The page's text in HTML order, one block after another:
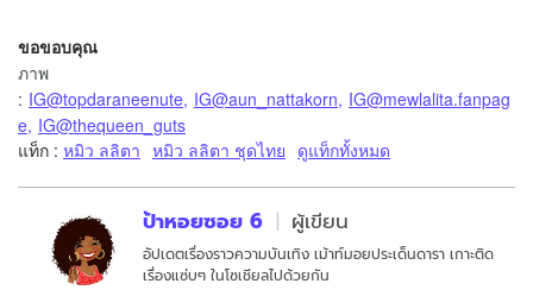
ขอขอบคุณ
ภาพ
: IG@topdaraneenute, IG@aun_nattakorn, IG@mewlalita.fanpag
e, IG@thequeen_guts
แท็ก : หมิว ลลิตา หมิว ลลิตา ชุดไทย ดูแท็กทั้งหมด
ป้าหอยซอย 6 ผู้เขียน
อัปเดตเรื่องราวความบันเทิง เม้าท์มอยประเด็นดารา เกาะติด
เรื่องแซ่บๆ ในโซเชียลไปด้วยกัน